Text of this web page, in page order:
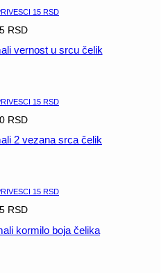
15 RSD
RSD
vernost u srcu čelik
15 RSD
RSD
2 vezana srca čelik
15 RSD
RSD
kormilo boja čelika